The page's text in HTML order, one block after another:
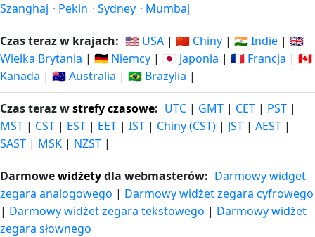
Szanghaj · Pekin · Sydney · Mumbaj
Czas teraz w krajach: 🇺🇸 USA | 🇨🇳 Chiny | 🇮🇳 Indie | 🇬🇧
Wielka Brytania | 🇩🇪 Niemcy | 🇯🇵 Japonia | 🇫🇷 Francja | 🇨🇦
Kanada | 🇦🇺 Australia | 🇧🇷 Brazylia |
Czas teraz wstrefy czasowe: UTC | GMT | CET | PST |
MST | CST | EST | EET | IST | Chiny (CST) | JST | AEST |
SAST | MSK | NZST |
Darmowewidżetydla webmasterów: Darmowy widget
zegara analogowego | Darmowy widżet zegara cyfrowego
| Darmowy widżet zegara tekstowego | Darmowy widżet
zegara słownego